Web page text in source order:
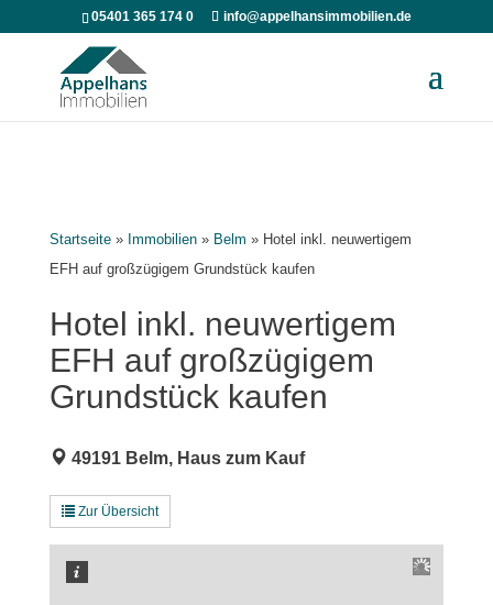
05401 365 174 0 info@appelhansimmobilien.de
Startseite» Immobilien» Belm » Hotel inkl. neuwertigem
EFH auf großzügigem Grundstück kaufen
Hotel inkl. neuwertigem
EFH auf großzügigem
Grundstück kaufen
49191 Belm, Haus zum Kauf
Zur Übersicht